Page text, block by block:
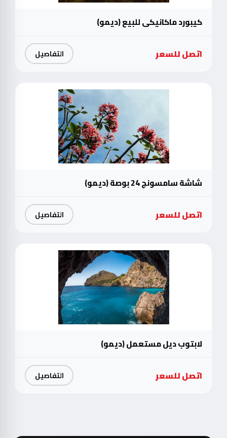
كيبورد ماكانيكي للبيع (ديمو)
اتصل للسعر التفاصيل
شاشة سامسونج 24 بوصة (ديمو)
اتصل للسعر التفاصيل
لابتوب ديل مستعمل (ديمو)
اتصل للسعر التفاصيل